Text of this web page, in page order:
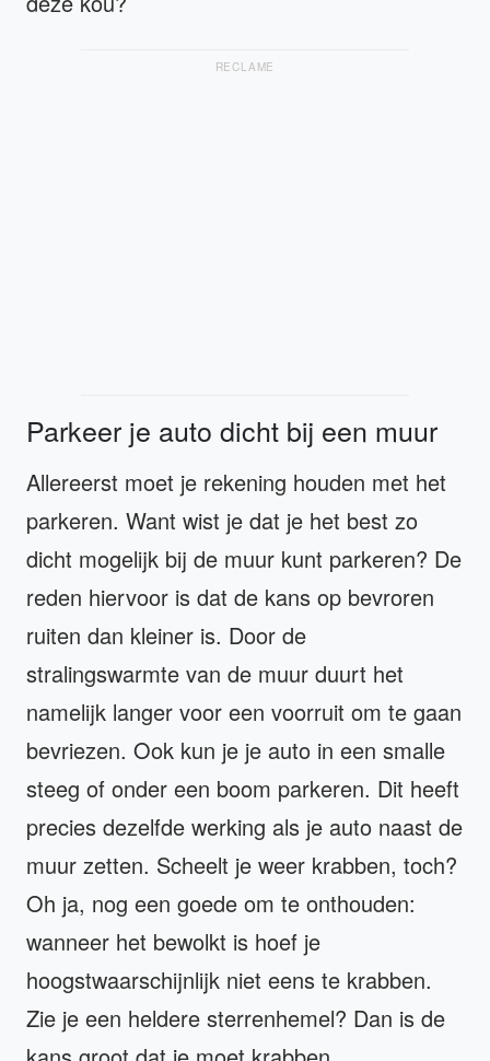
RECLAME
Parkeer je auto dicht bij een muur
Allereerst moet je rekening houden met het
parkeren. Want wist je dat je het best zo
dicht mogelijk bij de muur kunt parkeren? De
reden hiervoor is dat de kans op bevroren
ruiten dan kleiner is. Door de
stralingswarmte van de muur duurt het
namelijk langer voor een voorruit om te gaan
bevriezen. Ook kun je je auto in een smalle
steeg of onder een boom parkeren. Dit heeft
precies dezelfde werking als je auto naast de
muur zetten. Scheelt je weer krabben, toch?
Oh ja, nog een goede om te onthouden:
wanneer het bewolkt is hoef je
hoogstwaarschijnlijk niet eens te krabben.
Zie je een heldere sterrenhemel? Dan is de